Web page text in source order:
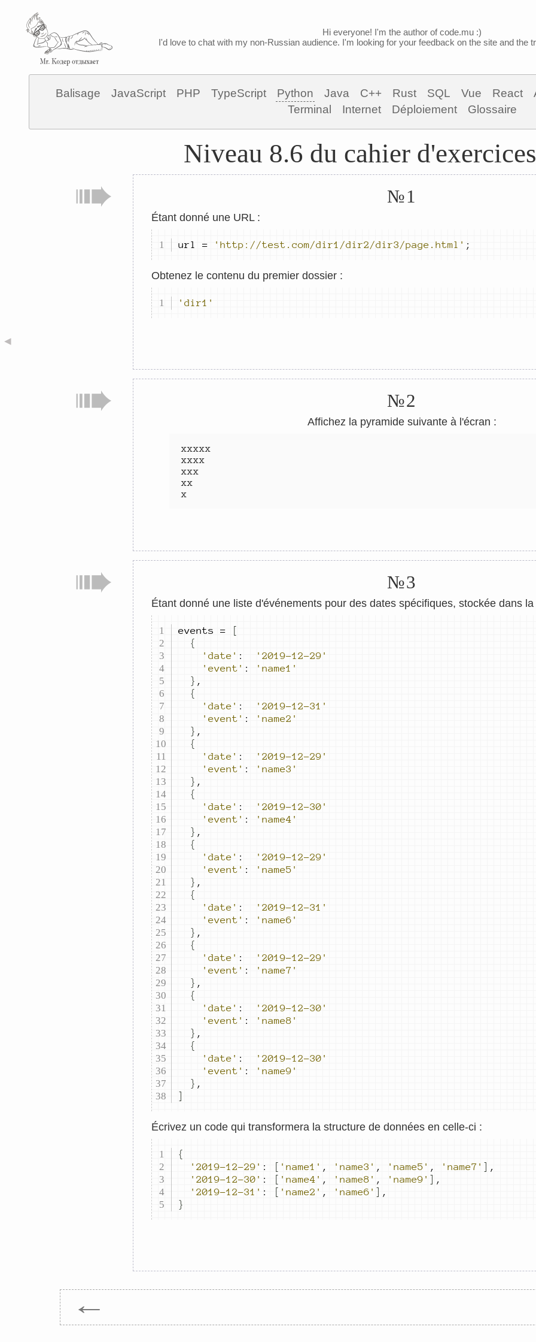
Hi everyone! I'm the author of code.mu :)
I'd love to chat with my non-Russian audience. I'm looking for your feedback on the site and the
Balisage JavaScript PHP TypeScript Python Java C++ Rust SQL Vue React
Terminal
Internet Déploiement Glossaire
◀
Niveau 8.6 du cahier
№1
Étant donné une URL :
url = 'http://test.com/dir1/dir2/dir3/page.html' ;
Obtenez le contenu du premier dossier :
'dir1'
№2
Affichez la pyramide suivante à l'écran :
xxxxx
xxxx
xxx
xx
x
№3
Étant donné une liste d'événements pour des dates spécifiques, stockée dans
events =
[
{
'date' :
'2019-12-29'
'event' :
'name1'
} ,
{
'date' :
'2019-12-31'
'event' :
'name2'
} ,
{
'date' :
'2019-12-29'
'event' :
'name3'
} ,
{
'date' :
'2019-12-30'
'event' :
'name4'
} ,
{
'date' :
'2019-12-29'
'event' :
'name5'
} ,
{
'date' :
'2019-12-31'
'event' :
'name6'
} ,
{
'date' :
'2019-12-29'
'event' :
'name7'
} ,
{
'date' :
'2019-12-30'
'event' :
'name8'
} ,
{
'date' :
'2019-12-30'
'event' :
'name9'
} ,
]
Écrivez un code qui transformera la structure de données en celle-ci :
{
'2019-12-29' : [ 'name1' , 'name3' , 'name5' , 'name7' ] ,
'2019-12-30' : [ 'name4' , 'name8' , 'name9' ] ,
'2019-12-31' : [ 'name2' , 'name6' ] ,
}
←